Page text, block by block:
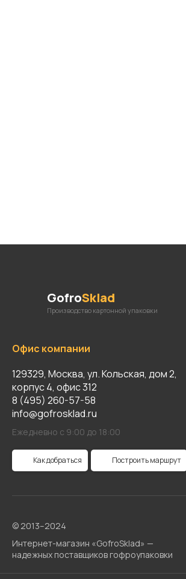
GofroSklad
Производство картонной упаковки
Офис компании
129329, Москва, ул. Кольская, дом 2,
корпус 4, офис 312
8 (495) 260-57-58
info@gofrosklad.ru
Ежедневно с 9:00 до 18:00
Как добраться Построить маршрут
© 2013–2024
Интернет-магазин «GofroSklad» —
надежных поставщиков гофроупаковки